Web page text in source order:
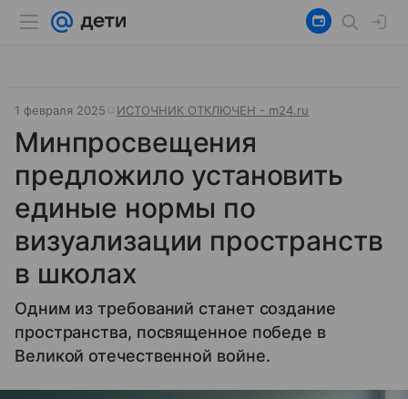
1 февраля 2025 ИСТОЧНИК ОТКЛЮЧЕН - m24.ru
Минпросвещения
предложило установить
единые нормы по
визуализации пространств
в школах
Одним из требований станет создание
пространства, посвященное победе в
Великой отечественной войне.